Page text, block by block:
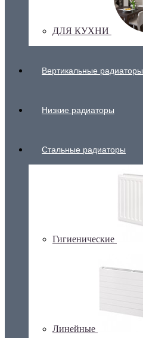
ДЛЯ КУХНИ
Вертикальные радиаторы
Низкие радиаторы
Стальные радиаторы
Гигиенические
Линейные